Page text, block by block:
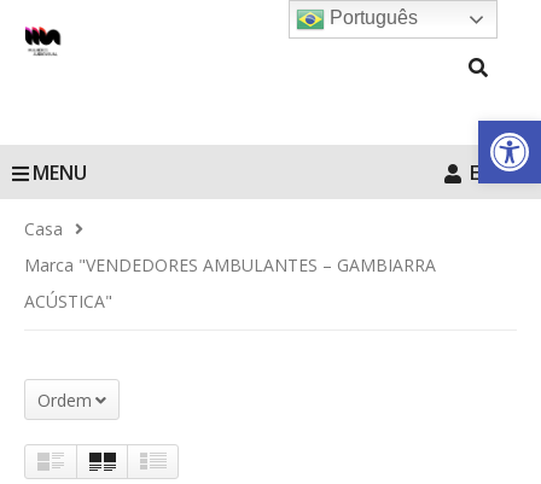
Barra de
MENU Entrar
Casa
Marca "VENDEDORES AMBULANTES – GAMBIARRA
ACÚSTICA"
Ordem
Português